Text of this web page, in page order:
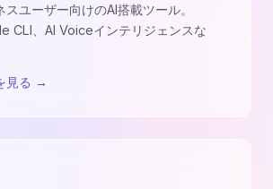
ユーザー向けのAI搭載ツール。
CLI、AI Voiceインテリジェンスな
見る →